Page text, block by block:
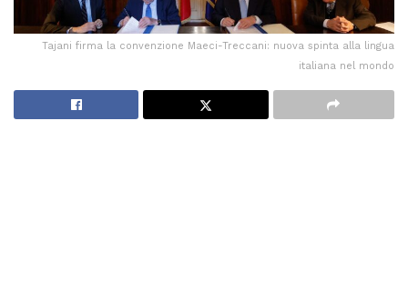
Tajani firma la convenzione Maeci-Treccani: nuova spinta alla lingua
italiana nel mondo